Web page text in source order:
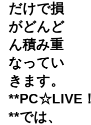
だけで損
がどんど
ん積み重
なってい
きます。
**PC☆LIVE！
**では、